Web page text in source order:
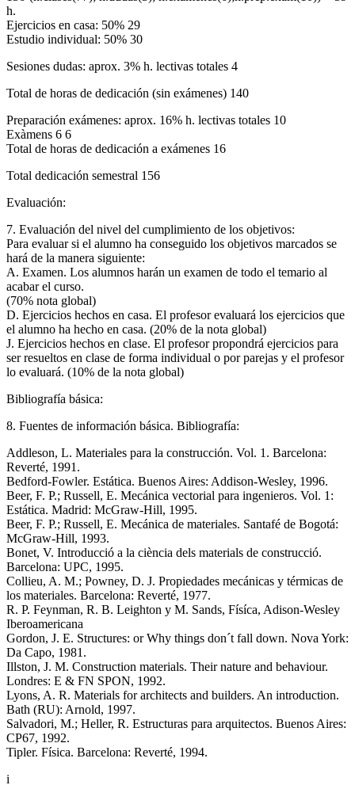
h.
Ejercicios en casa: 50% 29
Estudio individual: 50% 30
Sesiones dudas: aprox. 3% h. lectivas totales 4
Total de horas de dedicación (sin exámenes) 140
Preparación exámenes: aprox. 16% h. lectivas totales 10
Exàmens 6 6
Total de horas de dedicación a exámenes 16
Total dedicación semestral 156
Evaluación:
7. Evaluación del nivel del cumplimiento de los objetivos:
Para evaluar si el alumno ha conseguido los objetivos marcados se
hará de la manera siguiente:
A. Examen. Los alumnos harán un examen de todo el temario al
acabar el curso.
(70% nota global)
D. Ejercicios hechos en casa. El profesor evaluará los ejercicios que
el alumno ha hecho en casa. (20% de la nota global)
J. Ejercicios hechos en clase. El profesor propondrá ejercicios para
ser resueltos en clase de forma individual o por parejas y el profesor
lo evaluará. (10% de la nota global)
Bibliografía básica:
8. Fuentes de información básica. Bibliografía:
Addleson, L. Materiales para la construcción. Vol. 1. Barcelona:
Reverté, 1991.
Bedford-Fowler. Estática. Buenos Aires: Addison-Wesley, 1996.
Beer, F. P.; Russell, E. Mecánica vectorial para ingenieros. Vol. 1:
Estática. Madrid: McGraw-Hill, 1995.
Beer, F. P.; Russell, E. Mecánica de materiales. Santafé de Bogotá:
McGraw-Hill, 1993.
Bonet, V. Introducció a la ciència dels materials de construcció.
Barcelona: UPC, 1995.
Collieu, A. M.; Powney, D. J. Propiedades mecánicas y térmicas de
los materiales. Barcelona: Reverté, 1977.
R. P. Feynman, R. B. Leighton y M. Sands, Físíca, Adison-Wesley
Iberoamericana
Gordon, J. E. Structures: or Why things don´t fall down. Nova York:
Da Capo, 1981.
Illston, J. M. Construction materials. Their nature and behaviour.
Londres: E & FN SPON, 1992.
Lyons, A. R. Materials for architects and builders. An introduction.
Bath (RU): Arnold, 1997.
Salvadori, M.; Heller, R. Estructuras para arquitectos. Buenos Aires:
CP67, 1992.
Tipler. Física. Barcelona: Reverté, 1994.
i